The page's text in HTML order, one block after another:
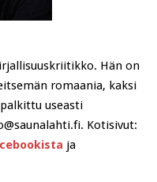
Hän on
romaania, kaksi
useasti
Kotisivut:
ja